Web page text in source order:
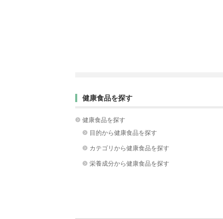
健康食品を探す
健康食品を探す
目的から健康食品を探す
カテゴリから健康食品を探す
栄養成分から健康食品を探す